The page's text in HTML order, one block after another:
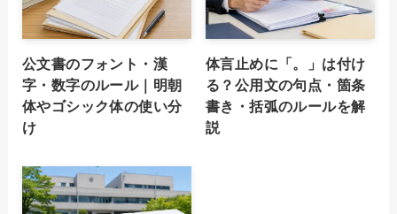
公文書のフォント・漢
字・数字のルール｜明朝
体やゴシック体の使い分
け
体言止めに「。」は付け
る？公用文の句点・箇条
書き・括弧のルールを解
説